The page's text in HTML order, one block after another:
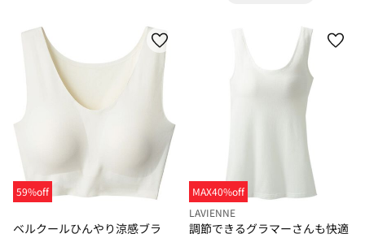
59%off
ベルクールひんやり涼感ブラ
MAX40%off
LAVIENNE
調節できるグラマーさんも快適